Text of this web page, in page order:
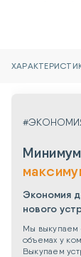
Экономия
нового
Мы выкупаем
объемах у
Выкупаем